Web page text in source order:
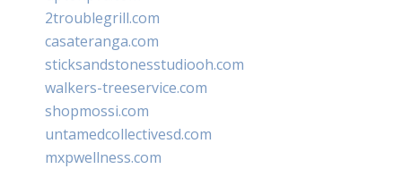
2troublegrill.com
casateranga.com
sticksandstonesstudiooh.com
walkers-treeservice.com
shopmossi.com
untamedcollectivesd.com
mxpwellness.com